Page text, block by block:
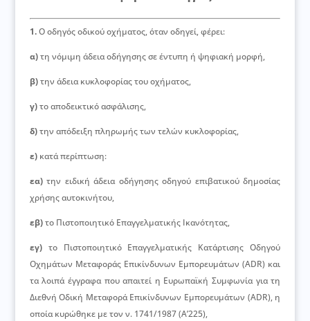
1.Ο οδηγός οδικού οχήματος, όταν οδηγεί, φέρει:
α)τη νόμιμη άδεια οδήγησης σε έντυπη ή ψηφιακή μορφή,
β)την άδεια κυκλοφορίας του οχήματος,
γ)το αποδεικτικό ασφάλισης,
δ)την απόδειξη πληρωμής των τελών κυκλοφορίας,
ε)κατά περίπτωση:
εα)την ειδική άδεια οδήγησης οδηγού επιβατικού δημοσίας
χρήσης αυτοκινήτου,
εβ)το Πιστοποιητικό Επαγγελματικής Ικανότητας,
εγ)το Πιστοποιητικό Επαγγελματικής Κατάρτισης Οδηγού
Οχημάτων Μεταφοράς Επικίνδυνων Εμπορευμάτων (ΑDR) και
τα λοιπά έγγραφα που απαιτεί η Ευρωπαϊκή Συμφωνία για τη
Διεθνή Οδική Μεταφορά Επικίνδυνων Εμπορευμάτων (ΑDR), η
οποία κυρώθηκε με τον ν. 1741/1987 (Α’225),